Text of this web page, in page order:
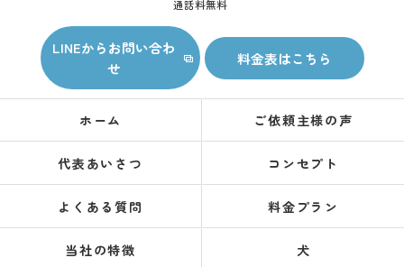
通話料無料
LINEからお問い合わ
せ
料金表はこちら
ホーム ご依頼主様の声
代表あいさつ コンセプト
よくある質問 料金プラン
当社の特徴 犬